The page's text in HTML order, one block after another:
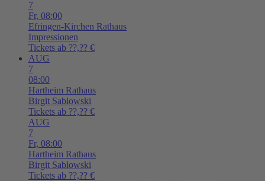
7
Fr, 08:00
Efringen-Kirchen Rathaus
Impressionen
Tickets ab ??,?? €
AUG
7
08:00
Hartheim Rathaus
Birgit Sablowski
Tickets ab ??,?? €
AUG
7
Fr, 08:00
Hartheim Rathaus
Birgit Sablowski
Tickets ab ??,?? €